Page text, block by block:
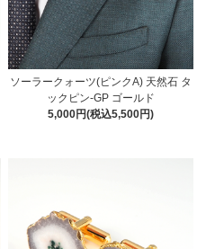
ソーラークォーツ(ピンクA) 天然石 タ
ックピン-GP ゴールド
5,000円(税込5,500円)